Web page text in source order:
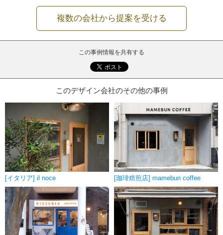
複数の会社から提案を受ける
この事例情報を共有する
このデザイン会社のその他の事例
[イタリア] il noce [珈琲焙煎店] mamebun coffee